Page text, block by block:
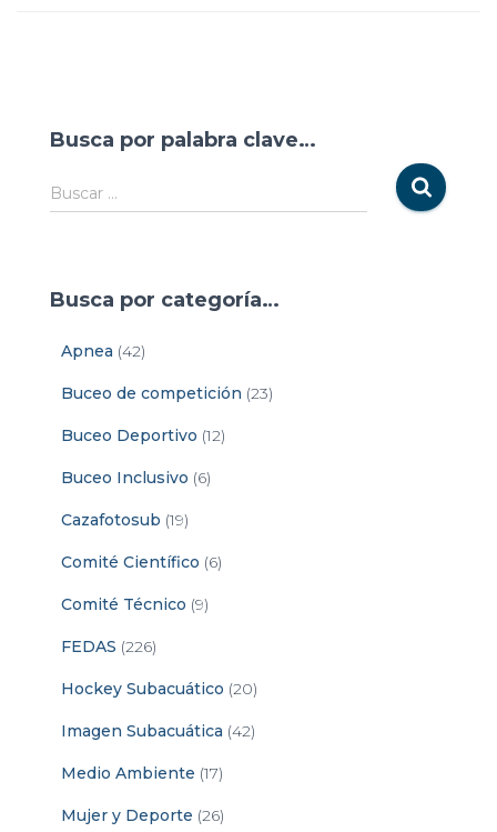
Busca por palabra clave…
Buscar …
Busca por categoría…
Apnea (42)
Buceo de competición (23)
Buceo Deportivo (12)
Buceo Inclusivo (6)
Cazafotosub (19)
Comité Científico (6)
Comité Técnico (9)
FEDAS (226)
Hockey Subacuático (20)
Imagen Subacuática (42)
Medio Ambiente (17)
Mujer y Deporte (26)